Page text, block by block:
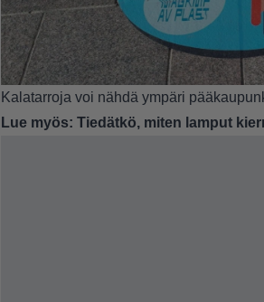
Kalatarroja voi nähdä ympäri
Lue myös: Tiedätkö, miten lamput